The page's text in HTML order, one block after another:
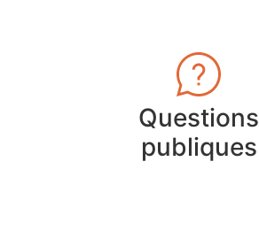
Questions
publiques